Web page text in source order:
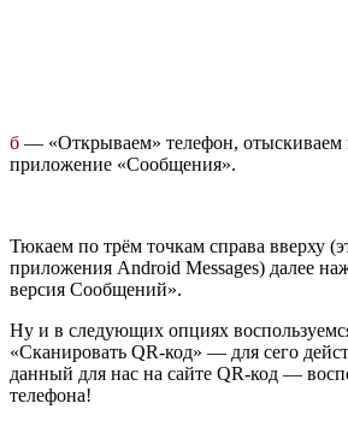
б — «Открываем» телефон, отыскиваем
приложение «Сообщения».
Тюкаем по трём точкам справа вверху
приложения Android Messages) далее
версия Сообщений».
Ну и в следующих опциях
«Сканировать QR-код» — для сего
данный для нас на сайте QR-код —
телефона!